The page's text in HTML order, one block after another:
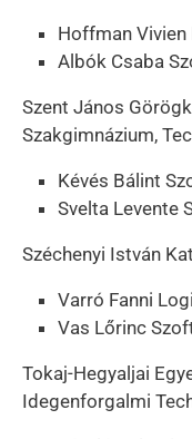
Hoffman Vivien
Albók Csaba
Szent János
Szakgimnázium,
Kévés Bálint
Svelta Levente
Széchenyi István
Varró Fanni
Vas Lőrinc
Tokaj-Hegyaljai
Idegenforgalmi